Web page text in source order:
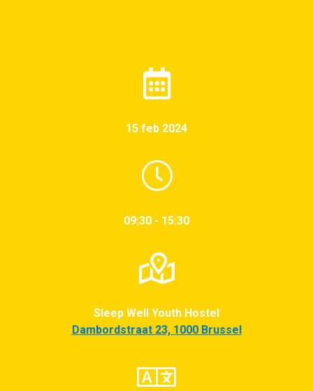
15 feb 2024
09:30 - 15:30
Sleep Well Youth Hostel
Dambordstraat 23, 1000 Brussel